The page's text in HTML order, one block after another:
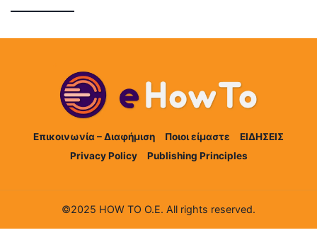
Επικοινωνία – Διαφήμιση Ποιοι είμαστε
ΕΙΔΗΣΕΙΣ
Privacy Policy
Publishing Principles
©2025 HOW TO Ο.Ε. All rights reserved.